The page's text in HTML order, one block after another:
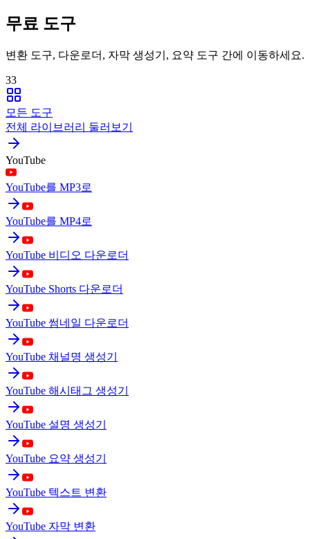
무료 도구
변환 도구, 다운로더, 자막 생성기, 요약 도구 간에 이동하세요.
33
모든 도구
전체 라이브러리 둘러보기
YouTube
YouTube를 MP3로
YouTube를 MP4로
YouTube 비디오 다운로더
YouTube Shorts 다운로더
YouTube 썸네일 다운로더
YouTube 채널명 생성기
YouTube 해시태그 생성기
YouTube 설명 생성기
YouTube 요약 생성기
YouTube 텍스트 변환
YouTube 자막 변환